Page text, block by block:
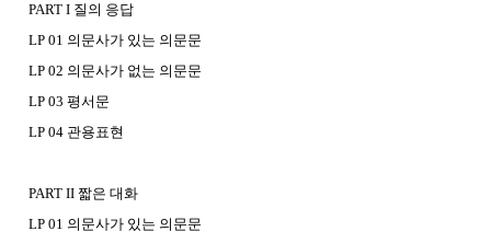
PART I 질의 응답
LP 01 의문사가 있는 의문문
LP 02 의문사가 없는 의문문
LP 03 평서문
LP 04 관용표현
PART II 짧은 대화
LP 01 의문사가 있는 의문문